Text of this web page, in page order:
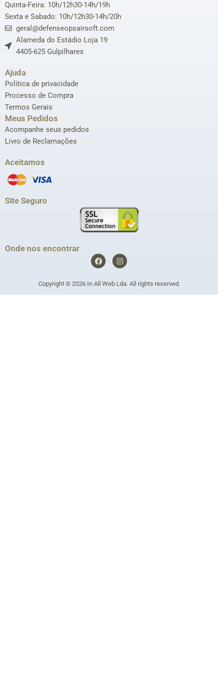
Quinta-Feira: 10h/12h30-14h/19h
Sexta e Sabado: 10h/12h30-14h/20h
geral@defenseopsairsoft.com
Alameda do Estádio Loja 19
4405-625 Gulpilhares
Ajuda
Política de privacidade
Processo de Compra
Termos Gerais
Meus Pedidos
Acompanhe seus pedidos
Livro de Reclamações
Aceitamos
Site Seguro
Onde nos encontrar
F
a
c
e
b
o
I
n
s
a
g
Copyright © 2026 In All Web Lda. All rights reserved.